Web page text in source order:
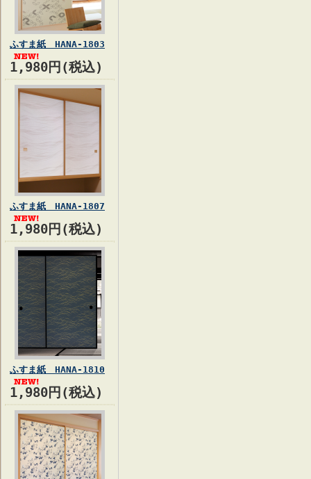
ふすま紙 HANA-1803
1,980円(税込)
ふすま紙 HANA-1807
1,980円(税込)
ふすま紙 HANA-1810
1,980円(税込)